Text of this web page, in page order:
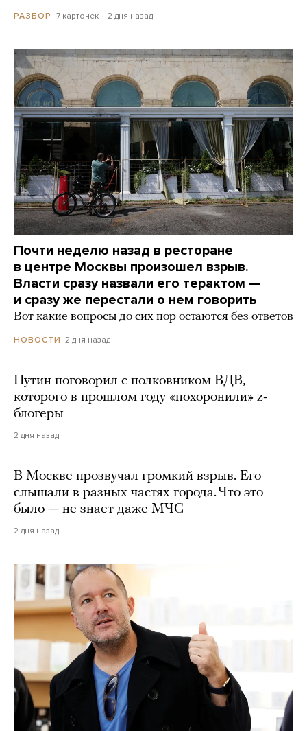
РАЗБОР 7 карточек 2 дня назад
Почти неделю назад в ресторане
в центре Москвы произошел взрыв.
Власти сразу назвали его терактом —
и сразу же перестали о нем говорить
Вот какие вопросы до сих пор остаются без ответов
НОВОСТИ 2 дня назад
Путин поговорил с полковником ВДВ,
которого в прошлом году «похоронили» z-
блогеры
2 дня назад
В Москве прозвучал громкий взрыв. Его
слышали в разных частях города. Что это
было — не знает даже МЧС
2 дня назад